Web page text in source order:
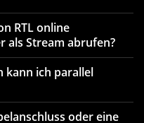
Receiver oder
oder Mobilfunk-
Glasfasernetz
störungsfrei und in
auf all Ihren
nebenRTLempfangen
RTL Passion, RTL Living,
RTL,RTLZWEI, Toggo
Sie mit der
Endgeräten wie
RTL online
als Stream abrufen?
kann ich parallel
oder eine